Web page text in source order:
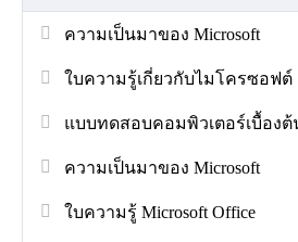
ความเป็นมาของ Microsoft
ใบความรู้เกี่ยวกับไมโครซอฟต์
แบบทดสอบคอมพิวเตอร์เบื้องต้
ความเป็นมาของ Microsoft
ใบความรู้ Microsoft Office